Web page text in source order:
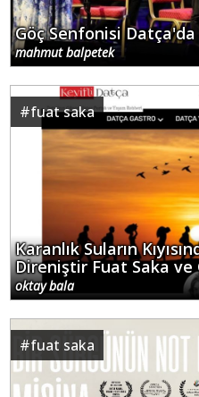
Göç Senfonisi Datça'da
mahmut balpetek
#fuat saka
Karanlık Suların
Direniştir Fuat Saka ve
oktay bala
#fuat saka